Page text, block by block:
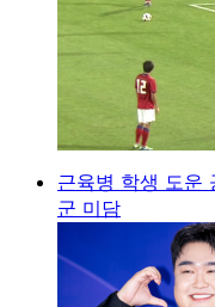
근육병 학생 도운
군 미담